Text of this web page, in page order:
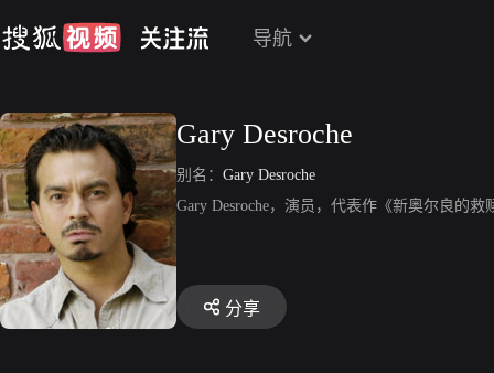
导航
Gary Desroche
别名： Gary Desroche
Gary Desroche，演员，代表作《新奥尔良的救
分享